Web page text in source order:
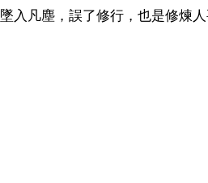
入凡塵，誤了修行，也是修煉人